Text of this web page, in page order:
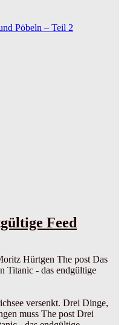
Pöbeln – Teil 2
Feed
Hürtgen The post Das
Titanic - das endgültige
versenkt. Drei Dinge,
muss The post Drei